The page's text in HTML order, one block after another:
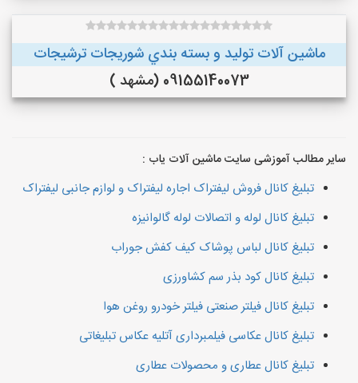
ماشین آلات توليد و بسته بندي شوريجات ترشيجات
09155140073 (مشهد )
سایر مطالب آموزشی سایت ماشین آلات یاب :
تبلیغ کانال فروش لیفتراک اجاره لیفتراک و لوازم جانبی لیفتراک
تبلیغ کانال لوله و اتصالات لوله گالوانیزه
تبلیغ کانال لباس پوشاک کیف کفش جوراب
تبلیغ کانال کود بذر سم کشاورزی
تبلیغ کانال فیلتر صنعتی فیلتر خودرو روغن هوا
تبلیغ کانال عکاسی فیلمبرداری آتلیه عکاس تبلیغاتی
تبلیغ کانال عطاری و محصولات عطاری